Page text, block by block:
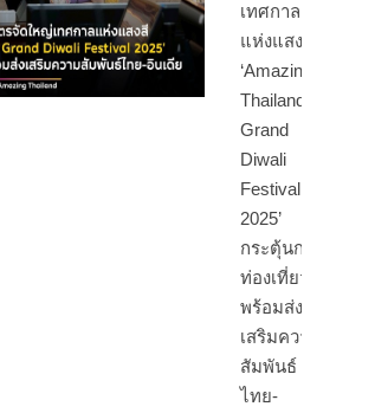
เทศกาล
แห่งแสงสี
‘Amazing
Thailand
Grand
Diwali
Festival
2025’
กระตุ้นการ
ท่องเที่ยว
พร้อมส่ง
เสริมความ
สัมพันธ์
ไทย-